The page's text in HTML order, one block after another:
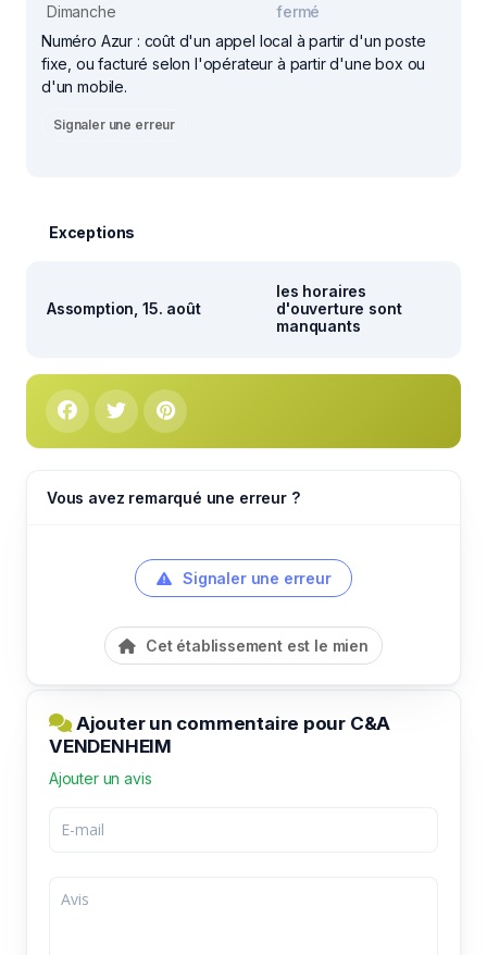
Dimanche
fermé
Numéro Azur : coût d'un appel local à partir d'un poste
fixe, ou facturé selon l'opérateur à partir d'une box ou
d'un mobile.
Signaler une erreur
Exceptions
Assomption, 15. août
les horaires
d'ouverture sont
manquants
Vous avez remarqué une erreur ?
Signaler une erreur
Cet établissement est le mien
Ajouter un commentaire pour C&A
VENDENHEIM
Ajouter un avis